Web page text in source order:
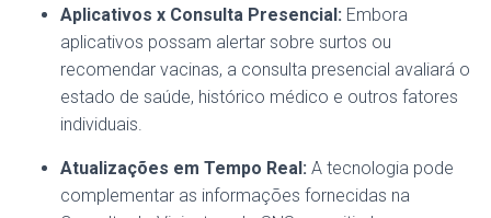
Aplicativos x Consulta Presencial: Embora
aplicativos possam alertar sobre surtos ou
recomendar vacinas, a consulta presencial avaliará o
estado de saúde, histórico médico e outros fatores
individuais.
Atualizações em Tempo Real: A tecnologia pode
complementar as informações fornecidas na